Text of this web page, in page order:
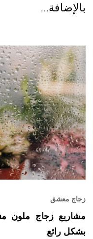
بالإضافة…
زجاج معشق
مشاريع زجاج ملون
بشكل رائع